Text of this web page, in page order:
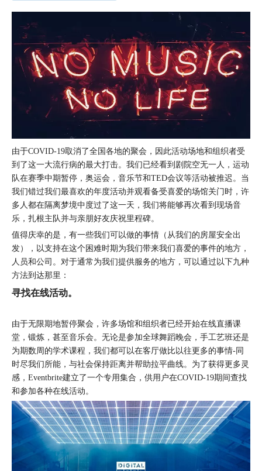
["facebook","twitter","line","wechat","linkedin","pinterest","whatsapp"]
由于COVID-19取消了全国各地的聚会，因此活动场地和组织者受
到了这一大流行病的最大打击。我们已经看到剧院空无一人，运动
队在赛季中期暂停，奥运会，音乐节和TED会议等活动被推迟。当
我们错过我们最喜欢的年度活动并观看备受喜爱的场馆关门时，许
多人都在隔离梦境中度过了这一天，我们将能够再次看到现场音
乐，扎根主队并与亲朋好友庆祝里程碑。
值得庆幸的是，有一些我们可以做的事情（从我们的房屋安全出
发），以支持在这个困难时期为我们带来我们喜爱的事件的地方，
人员和公司。对于通常为我们提供服务的地方，可以通过以下九种
方法到达那里：
寻找在线活动。
由于无限期地暂停聚会，许多场馆和组织者已经开始在线直播课
堂，锻炼，甚至音乐会。无论是参加全球舞蹈晚会，手工艺班还是
为期数周的学术课程，我们都可以在客厅做比以往更多的事情-同
时尽我们所能，与社会保持距离并帮助拉平曲线。为了获得更多灵
感，Eventbrite建立了一个专用集合，供用户在COVID-19期间查找
和参加各种在线活动。